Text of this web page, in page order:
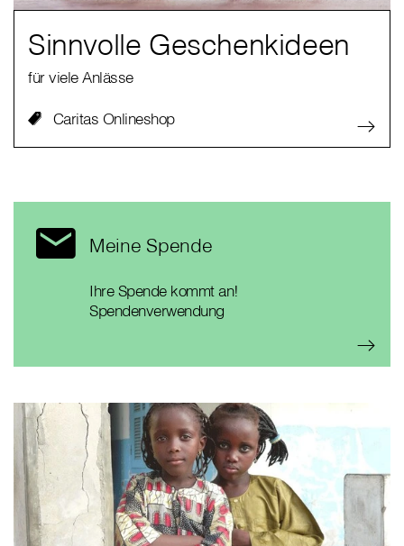
Sinnvolle Geschenkideen
für viele Anlässe
Caritas Onlineshop
Meine Spende
Ihre Spende kommt an!
Spendenverwendung